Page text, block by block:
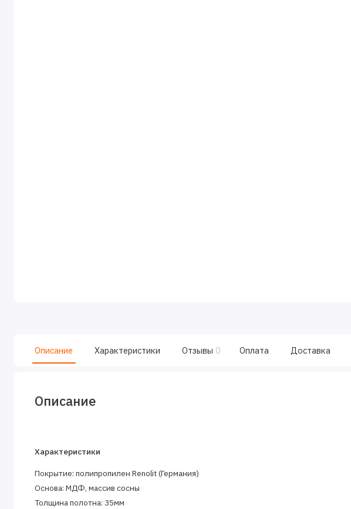
Описание Характеристики Отзывы 0 Оплата Доставка
Описание
Характеристики
Покрытие:полипропилен Renolit (Германия)
Основа:МДФ, массив сосны
Толщина полотна: 35мм